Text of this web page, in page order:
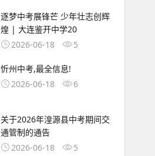
逐梦中考展锋芒 少年壮志创辉
煌 | 大连鉴开中学20
2026-06-18
5
忻州中考,最全信息!
2026-06-18
6
关于2026年湟源县中考期间交
通管制的通告
2026-06-18
5